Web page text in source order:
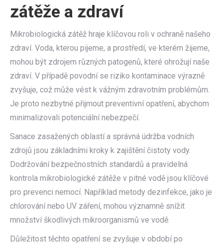
zátěže a zdraví
Mikrobiologická zátěž hraje klíčovou roli v ochraně našeho
zdraví. Voda, kterou pijeme, a prostředí, ve kterém žijeme,
mohou být zdrojem různých patogenů, které ohrožují naše
zdraví. V případě povodní se riziko kontaminace výrazně
zvyšuje, což může vést k vážným zdravotním problémům.
Je proto nezbytné přijmout preventivní opatření, abychom
minimalizovali potenciální nebezpečí.
Sanace zasažených oblastí a správná údržba vodních
zdrojů jsou základními kroky k zajištění čistoty vody.
Dodržování bezpečnostních standardů a pravidelná
kontrola mikrobiologické zátěže v pitné vodě jsou klíčové
pro prevenci nemocí. Například metody dezinfekce, jako je
chlorování nebo UV záření, mohou významně snížit
množství škodlivých mikroorganismů ve vodě.
Důležitost těchto opatření se zvyšuje v období po